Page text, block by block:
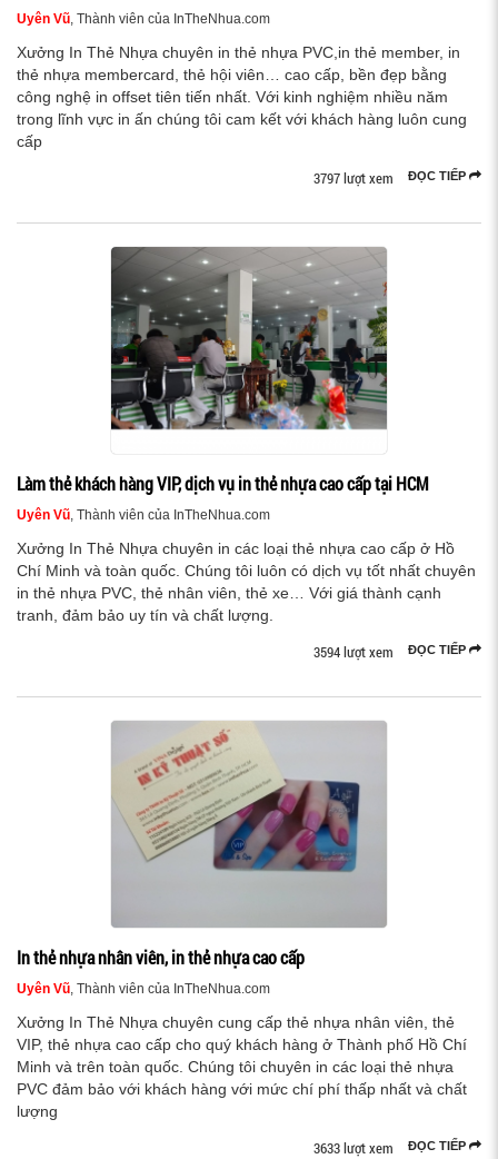
Uyên Vũ, Thành viên của InTheNhua.com
Xưởng In Thẻ Nhựa chuyên in thẻ nhựa PVC,in thẻ member, in
thẻ nhựa membercard, thẻ hội viên… cao cấp, bền đẹp bằng
công nghệ in offset tiên tiến nhất. Với kinh nghiệm nhiều năm
trong lĩnh vực in ấn chúng tôi cam kết với khách hàng luôn cung
cấp
ĐỌC TIẾP
3797 lượt xem
Làm thẻ khách hàng VIP, dịch vụ in thẻ nhựa cao cấp tại HCM
Uyên Vũ, Thành viên của InTheNhua.com
Xưởng In Thẻ Nhựa chuyên in các loại thẻ nhựa cao cấp ở Hồ
Chí Minh và toàn quốc. Chúng tôi luôn có dịch vụ tốt nhất chuyên
in thẻ nhựa PVC, thẻ nhân viên, thẻ xe… Với giá thành cạnh
tranh, đảm bảo uy tín và chất lượng.
ĐỌC TIẾP
3594 lượt xem
In thẻ nhựa nhân viên, in thẻ nhựa cao cấp
Uyên Vũ, Thành viên của InTheNhua.com
Xưởng In Thẻ Nhựa chuyên cung cấp thẻ nhựa nhân viên, thẻ
VIP, thẻ nhựa cao cấp cho quý khách hàng ở Thành phố Hồ Chí
Minh và trên toàn quốc. Chúng tôi chuyên in các loại thẻ nhựa
PVC đảm bảo với khách hàng với mức chí phí thấp nhất và chất
lượng
ĐỌC TIẾP
3633 lượt xem